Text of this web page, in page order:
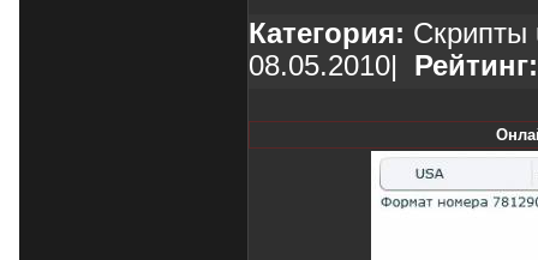
Категория: Скрипты
08.05.2010
Рейтинг: